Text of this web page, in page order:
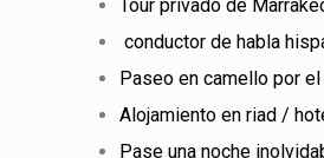
Tour privado de
conductor de habla
Paseo en camello por
Alojamiento en riad /
Pase una noche